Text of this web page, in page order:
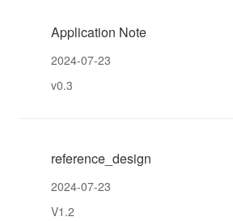
Application Note
2024-07-23
v0.3
reference_design
2024-07-23
V1.2